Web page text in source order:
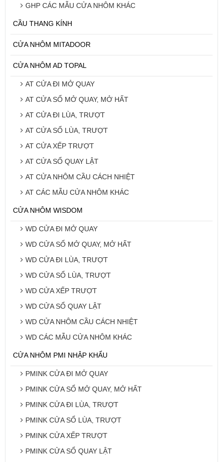
GHP CÁC MẪU CỬA NHÔM KHÁC
CẦU THANG KÍNH
CỬA NHÔM MITADOOR
CỬA NHÔM AD TOPAL
AT CỬA ĐI MỞ QUAY
AT CỬA SỔ MỞ QUAY, MỞ HẤT
AT CỬA ĐI LÙA, TRƯỢT
AT CỬA SỔ LÙA, TRƯỢT
AT CỬA XẾP TRƯỢT
AT CỬA SỔ QUAY LẬT
AT CỬA NHÔM CẦU CÁCH NHIỆT
AT CÁC MẪU CỬA NHÔM KHÁC
CỬA NHÔM WISDOM
WD CỬA ĐI MỞ QUAY
WD CỬA SỔ MỞ QUAY, MỞ HẤT
WD CỬA ĐI LÙA, TRƯỢT
WD CỬA SỔ LÙA, TRƯỢT
WD CỬA XẾP TRƯỢT
WD CỬA SỔ QUAY LẬT
WD CỬA NHÔM CẦU CÁCH NHIỆT
WD CÁC MẪU CỬA NHÔM KHÁC
CỬA NHÔM PMI NHẬP KHẨU
PMINK CỬA ĐI MỞ QUAY
PMINK CỬA SỔ MỞ QUAY, MỞ HẤT
PMINK CỬA ĐI LÙA, TRƯỢT
PMINK CỬA SỔ LÙA, TRƯỢT
PMINK CỬA XẾP TRƯỢT
PMINK CỬA SỔ QUAY LẬT